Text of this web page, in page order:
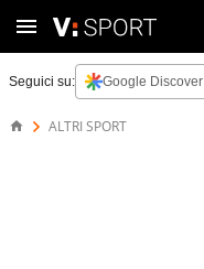
Seguici su: Google Discover
ALTRI SPORT